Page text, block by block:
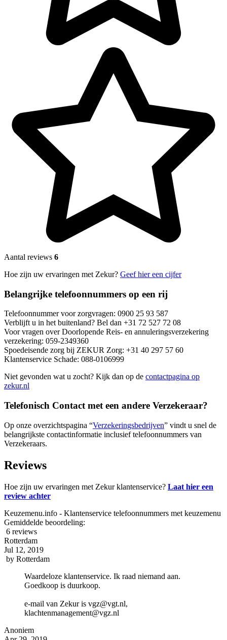
Aantal reviews 6
Hoe zijn uw ervaringen met Zekur? Geef hier een cijfer
Belangrijke telefoonnummers op een rij
Telefoonnummer voor zorgvragen: 0900 25 93 587
Verblijft u in het buitenland? Bel dan +31 72 527 72 08
Voor vragen over Doorlopende Reis- en annuleringsverzekering
verzekering: 059-2349360
Spoedeisende zorg bij ZEKUR Zorg: +31 40 297 57 60
Klantenservice Schade: 088-0106999
Niet gevonden wat u zocht? Kijk dan op de contactpagina op
zekur.nl
Telefonisch Contact met een andere Verzekeraar?
Op onze overzichtspagina “Verzekeringsbedrijven” vindt u snel de
belangrijkste contactinformatie inclusief telefoonnummers van
Verzekeraars.
Reviews
Hoe zijn uw ervaringen met Zekur klantenservice? Laat hier een
review achter
Keuzemenu.info - Klantenservice telefoonnummers met keuzemenu
Gemiddelde beoordeling:
6 reviews
Rotterdam
Jul 12, 2019
by Rotterdam
Waardeloze klantenservice. Ik raad niemand aan.
Goedkoop is duurkoop.
e-mail van Zekur is vgz@vgt.nl,
klachtenmanagement@vgz.nl
Anoniem